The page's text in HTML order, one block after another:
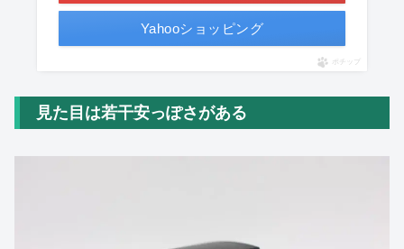
Yahooショッピング
ポチップ
見た目は若干安っぽさがある